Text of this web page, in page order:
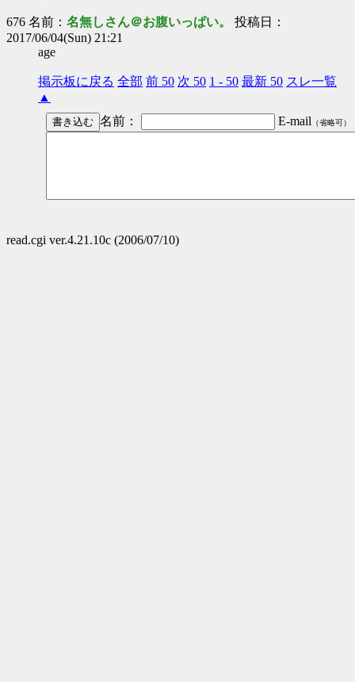
676 名前： 名無しさん＠お腹いっぱい。 投稿日：
2017/06/04(Sun) 21:21
age
掲示板に戻る 全部 前 50 次 50 1 - 50 最新 50 スレ一覧
▲
名前：
E-mail （省略可）
read.cgi ver.4.21.10c (2006/07/10)